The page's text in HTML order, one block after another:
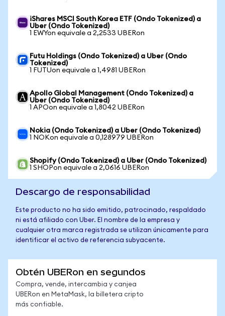
iShares MSCI South Korea ETF (Ondo Tokenized) a
Uber (Ondo Tokenized)
1 EWYon equivale a 2,2533 UBERon
Futu Holdings (Ondo Tokenized) a Uber (Ondo
Tokenized)
1 FUTUon equivale a 1,4981 UBERon
Apollo Global Management (Ondo Tokenized) a
Uber (Ondo Tokenized)
1 APOon equivale a 1,8042 UBERon
Nokia (Ondo Tokenized) a Uber (Ondo Tokenized)
1 NOKon equivale a 0,128979 UBERon
Shopify (Ondo Tokenized) a Uber (Ondo Tokenized)
1 SHOPon equivale a 2,0616 UBERon
Descargo de responsabilidad
Este producto no ha sido emitido, patrocinado, respaldado
ni está afiliado con Uber. El nombre de la empresa y
cualquier otra marca registrada se utilizan únicamente para
identificar el activo de referencia subyacente.
Obtén UBERon en segundos
Compra, vende, intercambia y canjea
UBERon en MetaMask, la billetera cripto
más confiable.